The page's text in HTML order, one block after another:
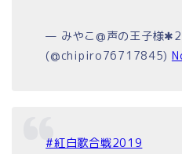
— みやこ@声の王子様
(@chipiro76717845)
#紅白歌合戦2019